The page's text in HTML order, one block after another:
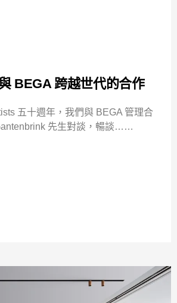
BEGA 跨越世代的合作
五十週年，我們與 BEGA 管理合
先生對談，暢談……